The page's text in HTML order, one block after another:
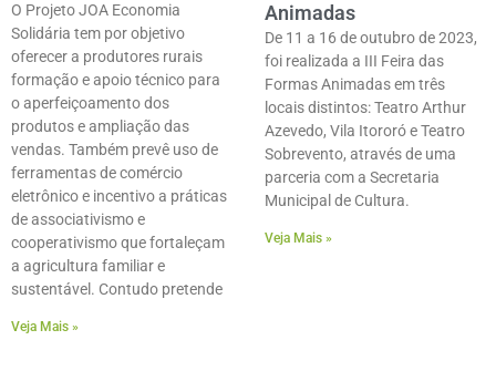
O Projeto JOA Economia
Solidária tem por objetivo
oferecer a produtores rurais
formação e apoio técnico para
o aperfeiçoamento dos
produtos e ampliação das
vendas. Também prevê uso de
ferramentas de comércio
eletrônico e incentivo a práticas
de associativismo e
cooperativismo que fortaleçam
a agricultura familiar e
sustentável. Contudo pretende
Veja Mais »
Animadas
De 11 a 16 de outubro de 2023,
foi realizada a III Feira das
Formas Animadas em três
locais distintos: Teatro Arthur
Azevedo, Vila Itororó e Teatro
Sobrevento, através de uma
parceria com a Secretaria
Municipal de Cultura.
Veja Mais »